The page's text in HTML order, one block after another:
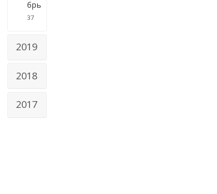
брь
37
2019
2018
2017